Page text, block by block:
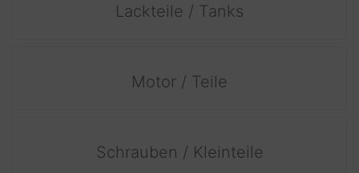
Lackteile / Tanks
Motor / Teile
Schrauben / Kleinteile